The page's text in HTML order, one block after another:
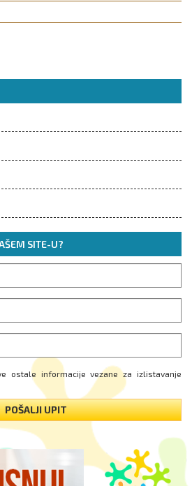
SITE-U?
ostale informacije vezane za izlistavanje
POŠALJI UPIT